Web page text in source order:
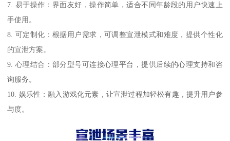
7. 易于操作：界面友好，操作简单，适合不同年龄段的用户快速上
手使用。
8. 可定制化：根据用户需求，可调整宣泄模式和难度，提供个性化
的宣泄方案。
9. 心理结合：部分型号可连接心理平台，提供后续的心理支持和咨
询服务。
10. 娱乐性：融入游戏化元素，让宣泄过程加轻松有趣，提升用户参
与度。